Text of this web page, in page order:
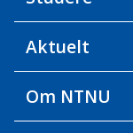
Aktuelt
Om NTNU